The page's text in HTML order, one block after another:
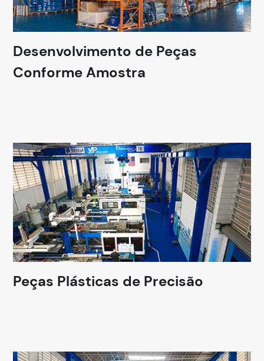
Desenvolvimento de Peças
Conforme Amostra
Peças Plásticas de Precisão